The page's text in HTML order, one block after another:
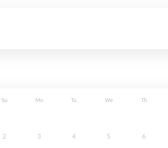
Su Mo Tu We Th
2 3 4 5 6